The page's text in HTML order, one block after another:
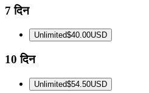
7 दिन
Unlimited$40.00USD
10 दिन
Unlimited$54.50USD